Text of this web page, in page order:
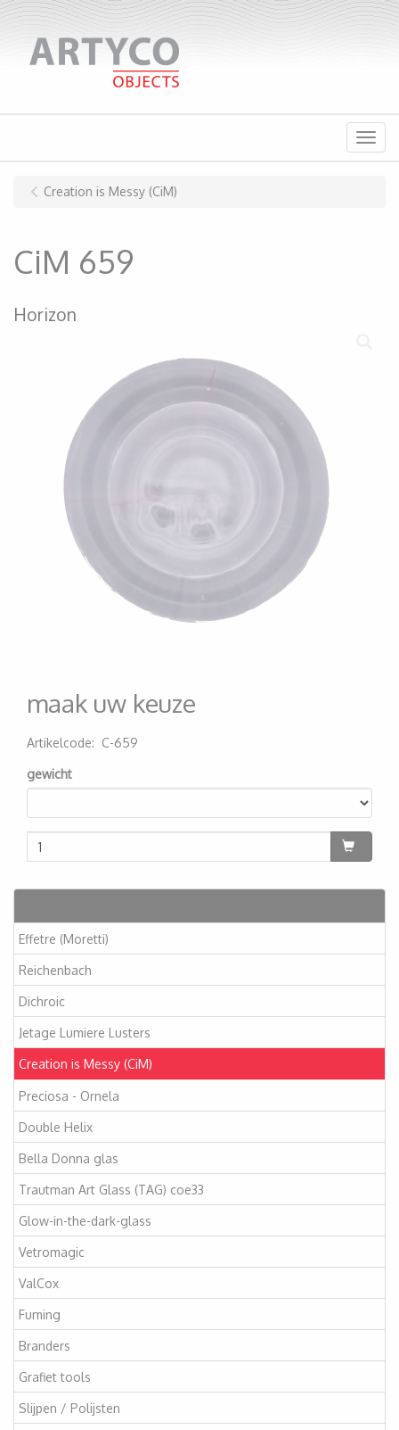
Menu
Effetre (Moretti)
Reichenbach
Dichroic
Jetage Lumiere Lusters
Creation is Messy (CiM)
Preciosa - Ornela
Double Helix
Bella Donna glas
Trautman Art Glass (TAG) coe33
Glow-in-the-dark-glass
Vetromagic
ValCox
Fuming
Branders
Grafiet tools
Slijpen / Polijsten
Creation is Messy (CiM)
CiM 659
Horizon
maak uw keuze
Artikelcode: C-659
gewicht